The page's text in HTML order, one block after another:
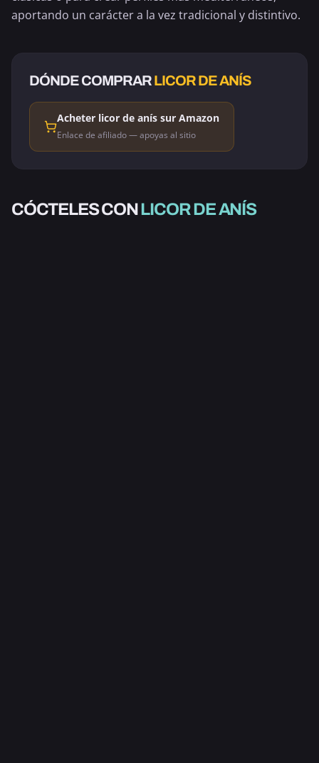
aportando un carácter a la vez tradicional y distintivo.
DÓNDE COMPRARLICOR DE ANÍS
Acheter licor de anís sur Amazon
Enlace de afiliado — apoyas al sitio
CÓCTELES CONLICOR DE ANÍS
RUBIA MAREADA